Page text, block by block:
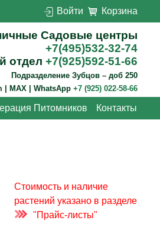
Войти Корзина
Садовые центры
+7(495)532-32-74
отдел +7(925)592-51-66
Подразделение Зубцов – доб 250
| MAX | WhatsApp +7 (925) 022-58-66
Питомников Контакты
Стоимость и наличие
растений указано в разделе
"Прайс-листы"